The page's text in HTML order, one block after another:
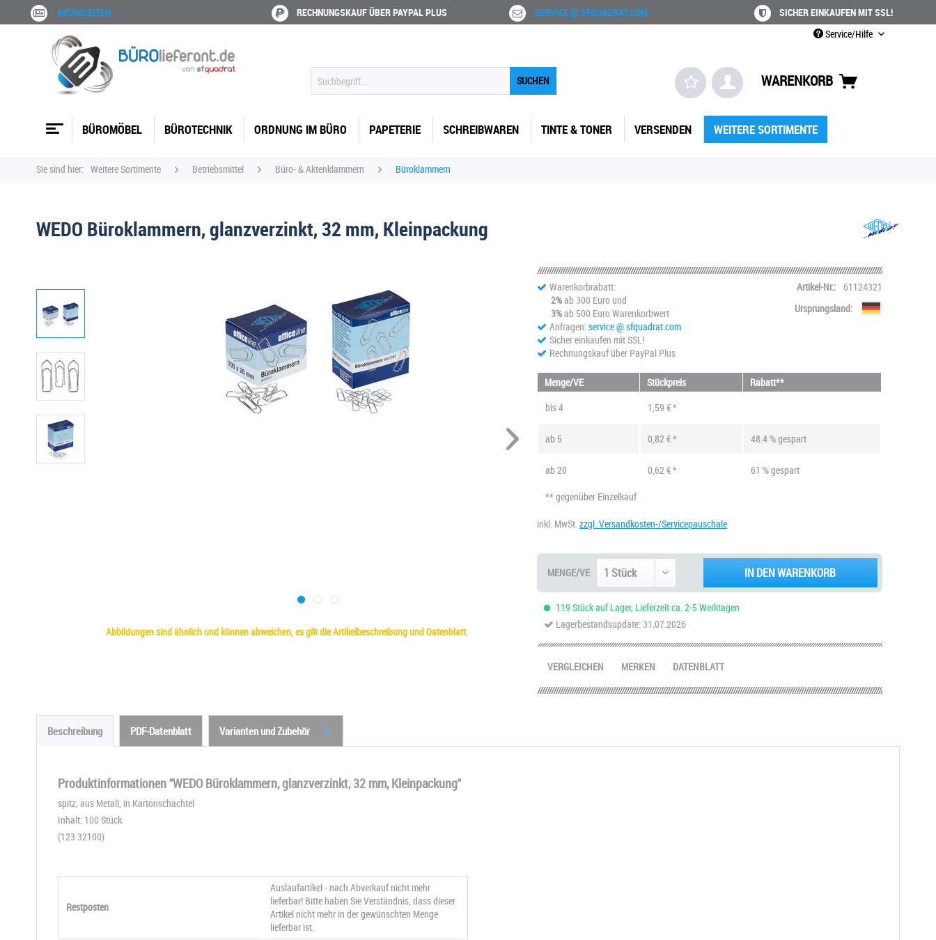
NEUIGKEITEN RECHNUNGSKAUF ÜBER PAYPAL PLUS SERVICE @ SFQUADRAT.COM
SICHER EINKAUFEN MIT SSL!
Service/Hilfe
SUCHEN WARENKORB
BÜROMÖBEL BÜROTECHNIK ORDNUNG IM BÜRO PAPETERIE SCHREIBWAREN TINTE & TONER VERSENDEN WEITERE SORTIMENTE
Sie sind hier: Weitere Sortimente Betriebsmittel Büro- & Aktenklammern Büroklammern
WEDO Büroklammern, glanzverzinkt, 32 mm, Kleinpackung
Abbildungen sind ähnlich und können abweichen, es gilt die Artikelbeschreibung und Datenblatt.
Warenkorbrabatt:
2%ab 300 Euro und
3%ab 500 Euro Warenkorbwert
Anfragen:service @ sfquadrat.com
Sicher einkaufen mit SSL!
Rechnungskauf über PayPal Plus
Artikel-Nr.: 61124321
Ursprungsland:
Menge/VE Stückpreis
Rabatt**
bis4 1,59 € *
ab 5 0,82 € * 48.4 % gespart
ab20 0,62 € *
61 % gespart
** gegenüber Einzelkauf
inkl. MwSt.zzgl. Versandkosten-/Servicepauschale
MENGE/VE IN DEN WARENKORB
119 Stück auf Lager, Lieferzeit ca. 2-5 Werktagen
Lagerbestandsupdate: 31.07.2026
DATENBLATT
VERGLEICHEN MERKEN
Beschreibung PDF-Datenblatt Varianten und Zubehör 3
Produktinformationen "WEDO Büroklammern, glanzverzinkt, 32 mm, Kleinpackung"
spitz, aus Metall, in Kartonschachtel
Inhalt: 100 Stück
(123 32100)
Restposten
Auslaufartikel - nach Abverkauf nicht mehr
lieferbar! Bitte haben Sie Verständnis, dass dieser
Artikel nicht mehr in der gewünschten Menge
lieferbar ist.